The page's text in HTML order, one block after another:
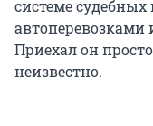
системе
Приехал он
неизвестно.